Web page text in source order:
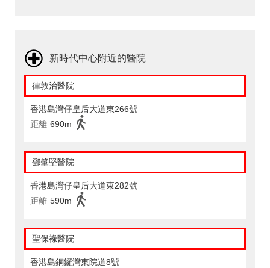
新時代中心附近的醫院
律敦治醫院
香港島灣仔皇后大道東266號
距離 690m
鄧肇堅醫院
香港島灣仔皇后大道東282號
距離 590m
聖保祿醫院
香港島銅鑼灣東院道8號